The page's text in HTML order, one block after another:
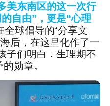
美东南区的这一次行
自由”，更是“心理
全球倡导的“分享文
后，在这里化作了一
们明白：生理期不
勋章。